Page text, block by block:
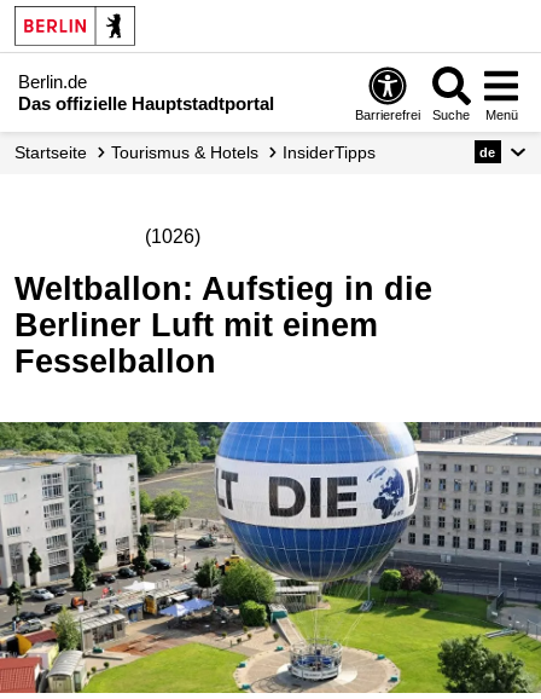
Berlin.de
Das offizielle Hauptstadtportal
Barrierefrei Suche Menü
Startseite Tourismus & Hotels InsiderTipps de
(1026)
Weltballon: Aufstieg in die
Berliner Luft mit einem
Fesselballon